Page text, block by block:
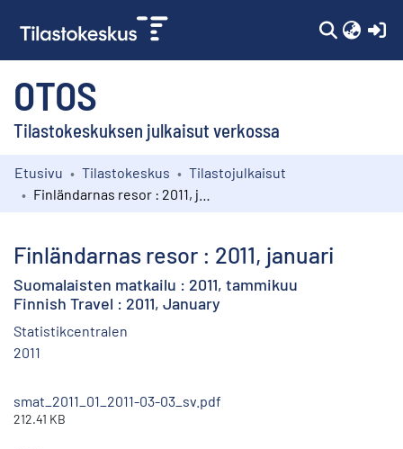
OTOS
Tilastokeskuksen julkaisut verkossa
Kokoelmat
Etusivu Tilastokeskus
Tilastojulkaisut
Finländarnas resor : 2011, januari
Suomalaisten matkailu : 2011, tammikuu
Finnish Travel : 2011, January
Statistikcentralen
2011
smat_2011_01_2011-03-03_sv.pdf
212.41 KB